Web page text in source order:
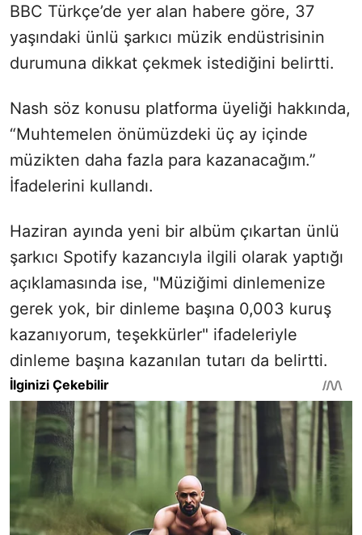
BBC Türkçe’de yer alan habere göre, 37
yaşındaki ünlü şarkıcı müzik endüstrisinin
durumuna dikkat çekmek istediğini belirtti.
Nash söz konusu platforma üyeliği hakkında,
“Muhtemelen önümüzdeki üç ay içinde
müzikten daha fazla para kazanacağım.”
İfadelerini kullandı.
Haziran ayında yeni bir albüm çıkartan ünlü
şarkıcı Spotify kazancıyla ilgili olarak yaptığı
açıklamasında ise, "Müziğimi dinlemenize
gerek yok, bir dinleme başına 0,003 kuruş
kazanıyorum, teşekkürler" ifadeleriyle
dinleme başına kazanılan tutarı da belirtti.